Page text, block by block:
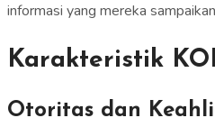
informasi yang mereka
Karakteristik
Otoritas dan